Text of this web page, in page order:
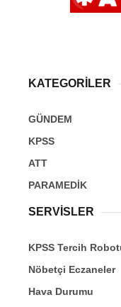
KATEGORİLER
GÜNDEM
KPSS
ATT
PARAMEDİK
SERVİSLER
KPSS Tercih
Nöbetçi Eczaneler
Hava Durumu